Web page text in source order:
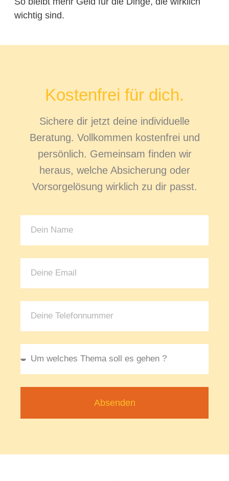
wichtig sind.
Kostenfrei für dich.
Sichere dir jetzt deine individuelle
Beratung. Vollkommen kostenfrei und
persönlich. Gemeinsam finden wir
heraus, welche Absicherung oder
Vorsorgelösung wirklich zu dir passt.
Absenden